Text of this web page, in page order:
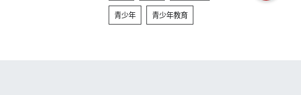
青少年 青少年教育